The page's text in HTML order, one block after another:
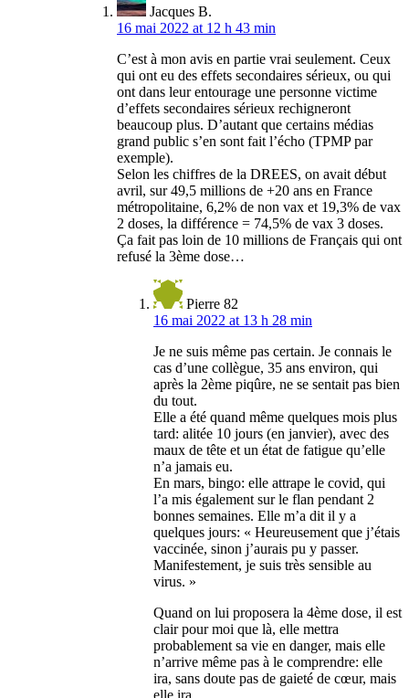
Jacques B.
16 mai 2022 at 12 h 43 min
C’est à mon avis en partie vrai seulement. Ceux
qui ont eu des effets secondaires sérieux, ou qui
ont dans leur entourage une personne victime
d’effets secondaires sérieux rechigneront
beaucoup plus. D’autant que certains médias
grand public s’en sont fait l’écho (TPMP par
exemple).
Selon les chiffres de la DREES, on avait début
avril, sur 49,5 millions de +20 ans en France
métropolitaine, 6,2% de non vax et 19,3% de vax
2 doses, la différence = 74,5% de vax 3 doses.
Ça fait pas loin de 10 millions de Français qui ont
refusé la 3ème dose…
Pierre 82
16 mai 2022 at 13 h 28 min
Je ne suis même pas certain. Je connais le
cas d’une collègue, 35 ans environ, qui
après la 2ème piqûre, ne se sentait pas bien
du tout.
Elle a été quand même quelques mois plus
tard: alitée 10 jours (en janvier), avec des
maux de tête et un état de fatigue qu’elle
n’a jamais eu.
En mars, bingo: elle attrape le covid, qui
l’a mis également sur le flan pendant 2
bonnes semaines. Elle m’a dit il y a
quelques jours: « Heureusement que j’étais
vaccinée, sinon j’aurais pu y passer.
Manifestement, je suis très sensible au
virus. »
Quand on lui proposera la 4ème dose, il est
clair pour moi que là, elle mettra
probablement sa vie en danger, mais elle
n’arrive même pas à le comprendre: elle
ira, sans doute pas de gaieté de cœur, mais
elle ira.